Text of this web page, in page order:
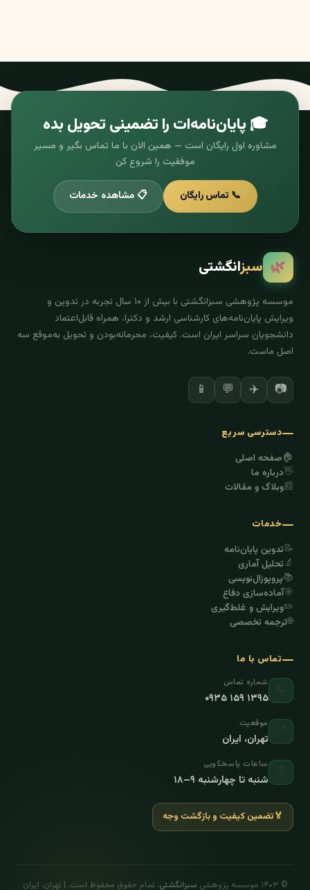
🎓 پایان‌نامه‌ات را تضمینی تحویل بده
مشاوره اول رایگان است — همین الان با ما تماس بگیر و مسیر
موفقیت را شروع کن
📞 تماس رایگان 📋 مشاهده خدمات
🌿 سبزانگشتی
موسسه پژوهشی سبزانگشتی با بیش از ۱۰ سال تجربه در تدوین و
ویرایش پایان‌نامه‌های کارشناسی ارشد و دکترا، همراه قابل‌اعتماد
دانشجویان سراسر ایران است. کیفیت، محرمانه‌بودن و تحویل به‌موقع سه
اصل ماست.
📷
✈️
💬
📱
دسترسی سریع
🏠صفحه اصلی
👋درباره ما
📰وبلاگ و مقالات
خدمات
📝تدوین پایان‌نامه
🔬تحلیل آماری
📚پروپوزال‌نویسی
🎯آماده‌سازی دفاع
✏️ویرایش و غلط‌گیری
🌐ترجمه تخصصی
تماس با ما
📞 شماره تماس
۰۹۳۵ ۱۵۹ ۱۳۹۵
📍 موقعیت
تهران، ایران
⏰ ساعات پاسخگویی
شنبه تا چهارشنبه ۹–۱۸
🏅تضمین کیفیت و بازگشت وجه
© ۱۴۰۳ موسسه پژوهشی سبزانگشتی. تمام حقوق محفوظ است. | تهران، ایران